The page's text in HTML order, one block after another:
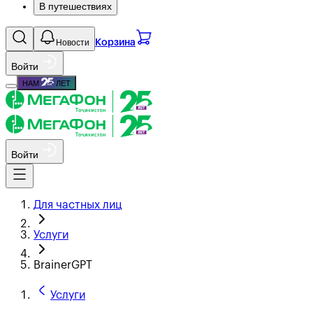
В путешествиях
Новости Корзина
Войти
НАМ ЛЕТ
Войти
Для частных лиц
Услуги
BrainerGPT
Услуги